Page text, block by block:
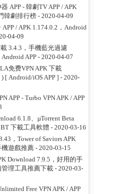
APP - 韓劇TV APP / APK
韓劇排行榜- 2020-04-09
/ APK 1.174.0.2，Android
04-09
3.4.3，手機藍光過濾
APP- 2020-04-07
免费VPN APK 下載
[ Android/iOS APP ]- 2020-
APP - Turbo VPN APK / APP
6.1.8、µTorrent Beta
下載工具軟體 - 2020-03-16
，Tower of Saviors APK
遊戲推薦- 2020-03-15
Download 7.9.5，好用的手
理工具推薦下載- 2020-03-
Free VPN APK / APP